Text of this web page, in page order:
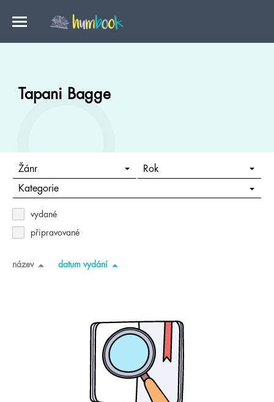
Tapani Bagge
Žánr Rok
Kategorie
vydané
připravované
název datum vydání